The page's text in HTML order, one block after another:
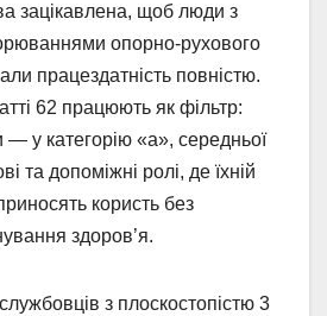
зацікавлена, щоб люди з
опорно-рухового
працездатність повністю.
62 працюють як фільтр:
— у категорію «а», середньої
та допоміжні ролі, де їхній
користь без
здоров’я.
з плоскостопістю 3